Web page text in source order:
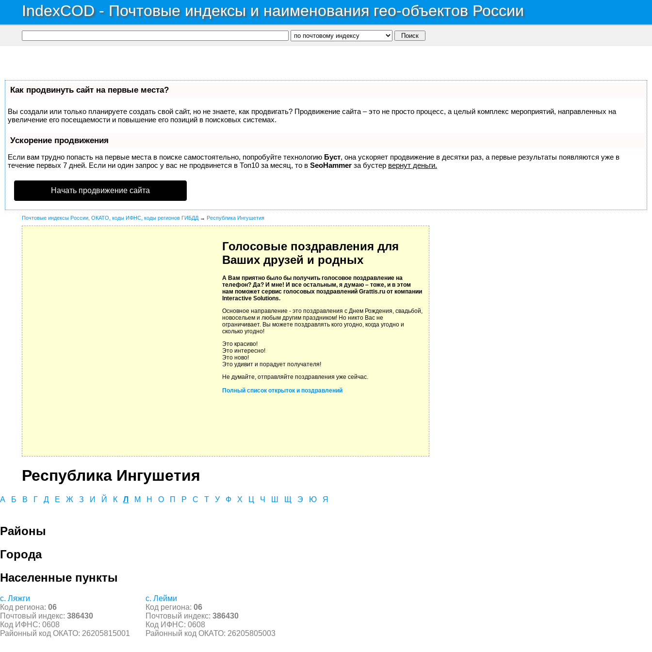
IndexCOD - Почтовые индексы и наименования гео-объектов России
Как продвинуть сайт на первые места?
Вы создали или только планируете создать свой сайт, но не знаете, как продвигать? Продвижение сайта – это не просто процесс, а целый комплекс мероприятий, направленных на
увеличение его посещаемости и повышение его позиций в поисковых системах.
Ускорение продвижения
Если вам трудно попасть на первые места в поиске самостоятельно, попробуйте технологию Буст, она ускоряет продвижение в десятки раз, а первые результаты появляются уже в
течение первых 7 дней. Если ни один запрос у вас не продвинется в Топ10 за месяц, то в SeoHammer за бустер вернут деньги.
Начать продвижение сайта
Почтовые индексы России, ОКАТО, коды ИФНС, коды регионов ГИБДД → Республика Ингушетия
Голосовые поздравления для
Ваших друзей и родных
А Вам приятно было бы получить голосовое поздравление на
телефон? Да? И мне! И все остальным, я думаю – тоже, и в этом
нам поможет сервис голосовых поздравлений Grattis.ru от компании
Interactive Solutions.
Основное направление - это поздравления с Днем Рождения, свадьбой,
новосельем и любым другим праздником! Но никто Вас не
ограничивает. Вы можете поздравлять кого угодно, когда угодно и
сколько угодно!
Это красиво!
Это интересно!
Это ново!
Это удивит и порадует получателя!
Не думайте, отправляйте поздравления уже сейчас.
Полный список открыток и поздравлений
Республика Ингушетия
А Б В Г Д Е Ж З И Й К Л М Н О П Р С Т У Ф Х Ц Ч Ш Щ Э Ю Я
Районы
Города
Населенные пункты
с. Ляжги
Код региона: 06
Почтовый индекс: 386430
Код ИФНС: 0608
Районный код ОКАТО: 26205815001
с. Лейми
Код региона: 06
Почтовый индекс: 386430
Код ИФНС: 0608
Районный код ОКАТО: 26205805003